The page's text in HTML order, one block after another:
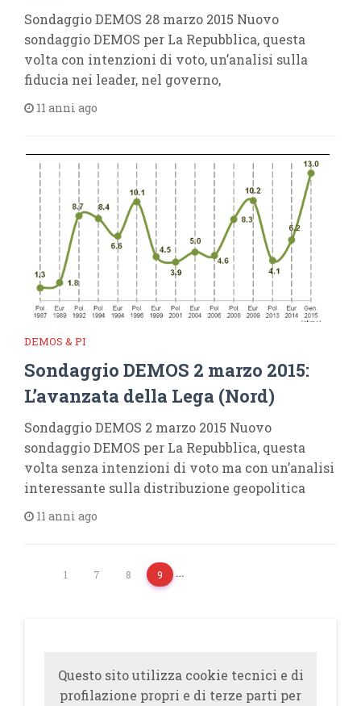
Sondaggio DEMOS 28 marzo 2015 Nuovo
sondaggio DEMOS per La Repubblica, questa
volta con intenzioni di voto, un’analisi sulla
fiducia nei leader, nel governo,
11 anni ago
DEMOS & PI
Sondaggio DEMOS 2 marzo 2015:
L’avanzata della Lega (Nord)
Sondaggio DEMOS 2 marzo 2015 Nuovo
sondaggio DEMOS per La Repubblica, questa
volta senza intenzioni di voto ma con un’analisi
interessante sulla distribuzione geopolitica
11 anni ago
1 …
7 8 9
Questo sito utilizza cookie tecnici e di
profilazione propri e di terze parti per